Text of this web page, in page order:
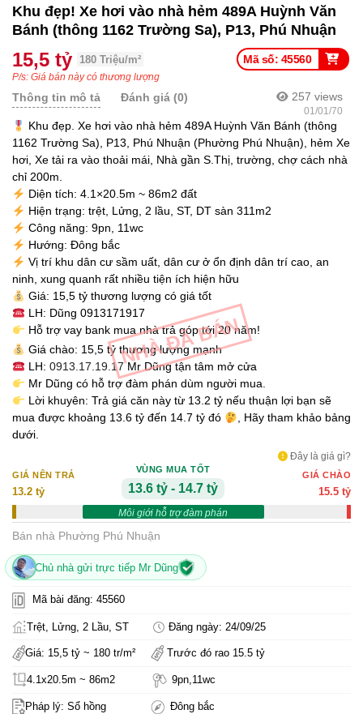
NHÀ ĐÃ BÁN
Khu đẹp! Xe hơi vào nhà hẻm 489A Huỳnh Văn
Bánh (thông 1162 Trường Sa), P13, Phú Nhuận
Mã số: 45560
15,5 tỷ 180 Triệu/m²
P/s: Giá bán này có thương lượng
257 views
01/01/70
Thông tin mô tả Đánh giá (0)
Khu đẹp. Xe hơi vào nhà hẻm 489A Huỳnh Văn Bánh (thông
1162 Trường Sa), P13, Phú Nhuận (Phường Phú Nhuận), hẻm Xe
hơi, Xe tải ra vào thoải mái, Nhà gần S.Thị, trường, chợ cách nhà
chỉ 200m.
Diện tích: 4.1×20.5m ~ 86m2 đất
Hiện trạng: trệt, Lửng, 2 lầu, ST, DT sàn 311m2
Công năng: 9pn, 11wc
Hướng: Đông bắc
Vị trí khu dân cư sầm uất, dân cư ở ổn định dân trí cao, an
ninh, xung quanh rất nhiều tiện ích hiện hữu
Giá: 15,5 tỷ thương lượng có giá tốt
LH: Dũng 0913171917
Hỗ trợ vay bank mua nhà trả góp tới 20 năm!
Giá chào: 15,5 tỷ thương lượng mạnh
LH: 0913.17.19.17Mr Dũng tận tâm mở cửa
Mr Dũng có hỗ trợ đàm phán dùm người mua.
Lời khuyên: Trả giá căn này từ 13.2 tỷ nếu thuận lợi bạn sẽ
mua được khoảng 13.6 tỷ đến 14.7 tỷ đó
, Hãy tham khảo bảng
dưới.
Đây là giá gì?
GIÁ NÊN TRẢ
13.2 tỷ
VÙNG MUA TỐT
13.6 tỷ - 14.7 tỷ
Môi giới hỗ trợ đàm phán
GIÁ CHÀO
15.5 tỷ
Bán nhà Phường Phú Nhuận
Chủ nhà gửi trực tiếp Mr Dũng
Mã bài đăng: 45560
Trệt, Lửng, 2 Lầu, ST Đăng ngày: 24/09/25
Giá: 15,5 tỷ ~ 180 tr/m² Trước đó rao 15.5 tỷ
4.1x20.5m ~ 86m2 9pn,11wc
Pháp lý: Sổ hồng Đông bắc